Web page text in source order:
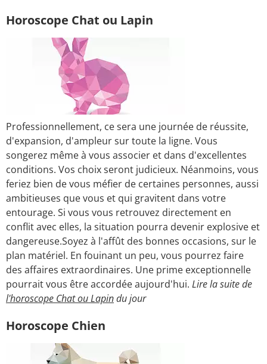
Horoscope Chat ou Lapin
Professionnellement, ce sera une journée de réussite,
d'expansion, d'ampleur sur toute la ligne. Vous
songerez même à vous associer et dans d'excellentes
conditions. Vos choix seront judicieux. Néanmoins, vous
feriez bien de vous méfier de certaines personnes, aussi
ambitieuses que vous et qui gravitent dans votre
entourage. Si vous vous retrouvez directement en
conflit avec elles, la situation pourra devenir explosive et
dangereuse.Soyez à l'affût des bonnes occasions, sur le
plan matériel. En fouinant un peu, vous pourrez faire
des affaires extraordinaires. Une prime exceptionnelle
pourrait vous être accordée aujourd'hui. Lire la suite de
l'horoscope Chat ou Lapindu jour
Horoscope Chien